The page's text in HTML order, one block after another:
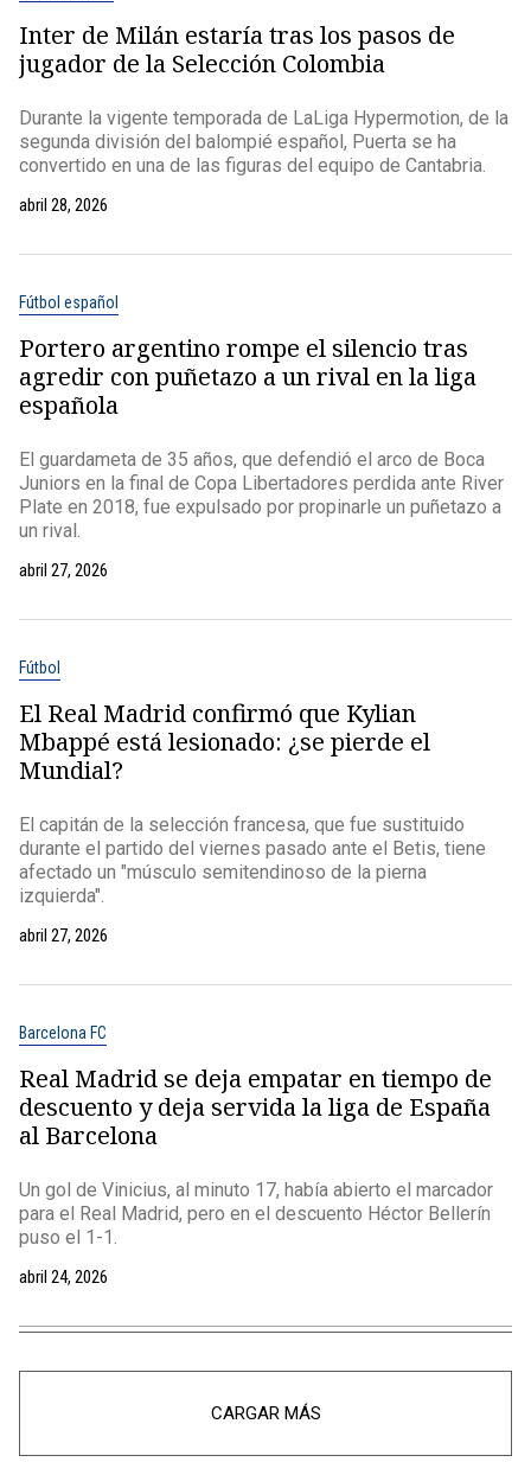
Inter de Milán estaría tras los pasos de
jugador de la Selección Colombia
Durante la vigente temporada de LaLiga Hypermotion, de la
segunda división del balompié español, Puerta se ha
convertido en una de las figuras del equipo de Cantabria.
abril 28, 2026
Fútbol español
Portero argentino rompe el silencio tras
agredir con puñetazo a un rival en la liga
española
El guardameta de 35 años, que defendió el arco de Boca
Juniors en la final de Copa Libertadores perdida ante River
Plate en 2018, fue expulsado por propinarle un puñetazo a
un rival.
abril 27, 2026
Fútbol
El Real Madrid confirmó que Kylian
Mbappé está lesionado: ¿se pierde el
Mundial?
El capitán de la selección francesa, que fue sustituido
durante el partido del viernes pasado ante el Betis, tiene
afectado un "músculo semitendinoso de la pierna
izquierda".
abril 27, 2026
Barcelona FC
Real Madrid se deja empatar en tiempo de
descuento y deja servida la liga de España
al Barcelona
Un gol de Vinicius, al minuto 17, había abierto el marcador
para el Real Madrid, pero en el descuento Héctor Bellerín
puso el 1-1.
abril 24, 2026
CARGAR MÁS